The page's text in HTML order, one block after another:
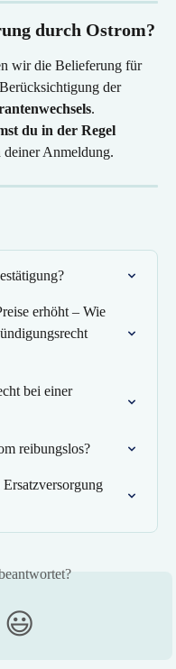
durch Ostrom?
wir die Belieferung für
der
.
du in der Regel
deiner Anmeldung.
erhöht – Wie
bei einer
reibungslos?
😃